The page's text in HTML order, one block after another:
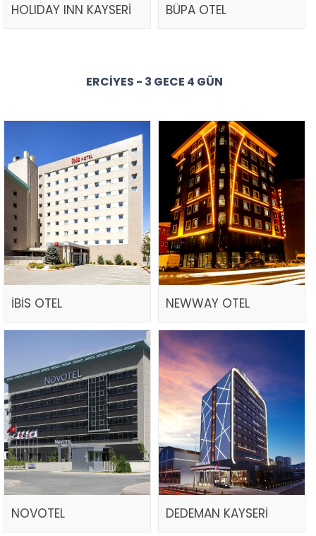
HOLIDAY INN KAYSERİ BÜPA OTEL
ERCIYES - 3 GECE 4 GÜN
İBİS OTEL NEWWAY OTEL
NOVOTEL DEDEMAN KAYSERİ